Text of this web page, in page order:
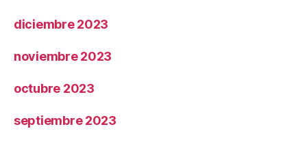
diciembre 2023
noviembre 2023
octubre 2023
septiembre 2023